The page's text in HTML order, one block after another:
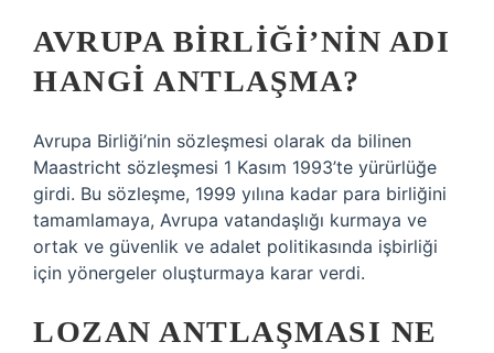
AVRUPA BIRLIĞI’NIN ADI
HANGI ANTLAŞMA?
Avrupa Birliği’nin sözleşmesi olarak da bilinen
Maastricht sözleşmesi 1 Kasım 1993’te yürürlüğe
girdi. Bu sözleşme, 1999 yılına kadar para birliğini
tamamlamaya, Avrupa vatandaşlığı kurmaya ve
ortak ve güvenlik ve adalet politikasında işbirliği
için yönergeler oluşturmaya karar verdi.
LOZAN ANTLAŞMASI NE